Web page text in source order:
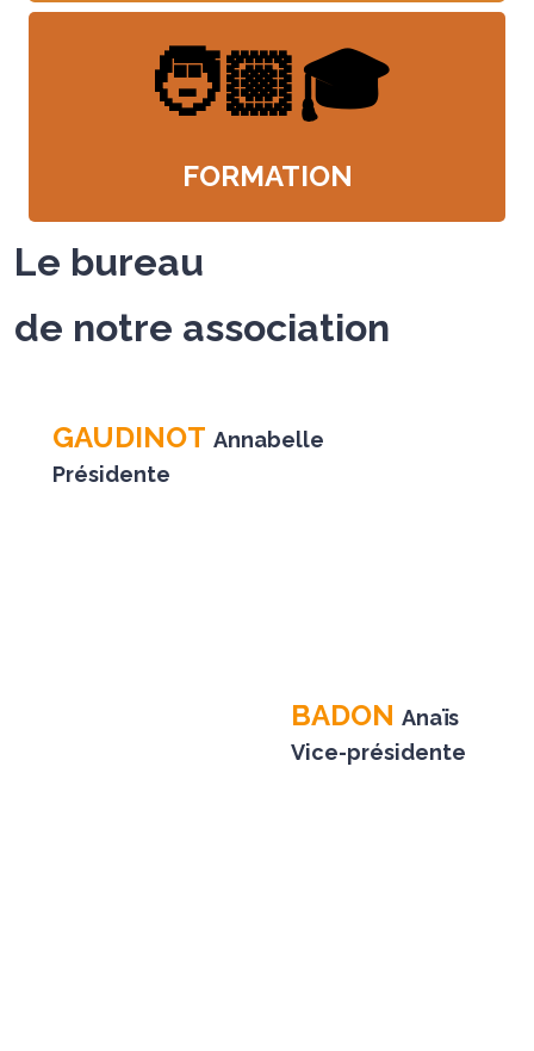
🧑🏼🎓
FORMATION
Le bureau
de notre association
GAUDINOT Annabelle
Présidente
BADON Anaïs
Vice-présidente